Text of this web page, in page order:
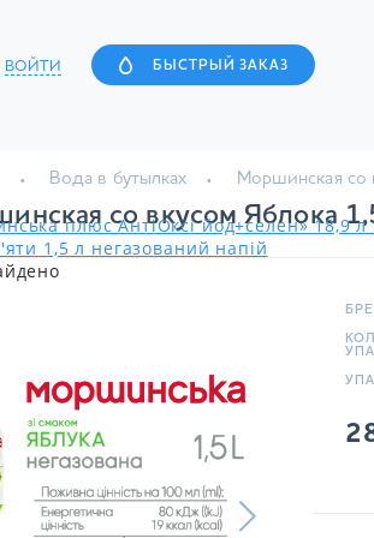
ВОЙТИ БЫСТРЫЙ ЗАКАЗ
плюс АнтіОксі йод+селен» 18,9
1,5 л негазований напій
Вода в бутылках Моршинская со
со вкусом Яблока